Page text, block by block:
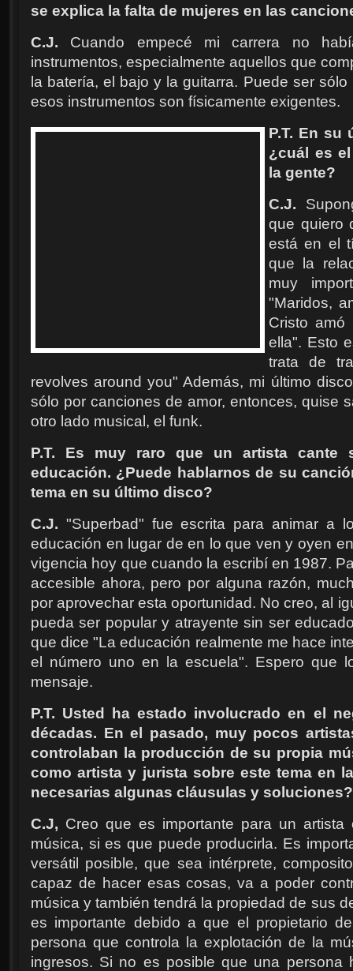
se explica la falta de mujeres en las
C.J. Cuando empecé mi carrera no
instrumentos, especialmente aquellos que
la batería, el bajo y la guitarra. Puede ser
esos instrumentos son físicamente exigentes.
P.T. En
¿cuál es
la gente?
C.J.
que quiero
está en el
que la
muy
"Maridos,
Cristo
ella". Esto
trata de
revolves around you" Además, mi último
sólo por canciones de amor, entonces, quise
otro lado musical, el funk.
P.T. Es muy raro que un artista cante
educación. ¿Puede hablarnos de su
tema en su último disco?
C.J. "Superbad" fue escrita para animar a
educación en lugar de en lo que ven y oyen
vigencia hoy que cuando la escribí en 1987.
accesible ahora, pero por alguna razón,
por aprovechar esta oportunidad. No creo, al
pueda ser popular y atrayente sin ser
que dice "La educación realmente me hace
el número uno en la escuela". Espero que
mensaje.
P.T. Usted ha estado involucrado en el
décadas. En el pasado, muy pocos
controlaban la producción de su propia
como artista y jurista sobre este tema en
necesarias algunas cláusulas y soluciones?
C.J, Creo que es importante para un
música, si es que puede producirla. Es
versátil posible, que sea intérprete,
capaz de hacer esas cosas, va a poder
música y también tendrá la propiedad de sus
es importante debido a que el propietario
persona que controla la explotación de la
ingresos. Si no es posible que una persona